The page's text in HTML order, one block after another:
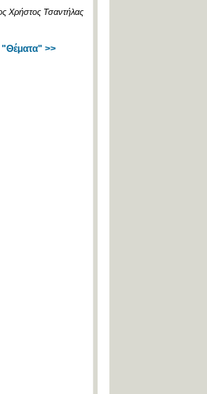
Χρήστος Τσαντήλας
"Θέματα" >>